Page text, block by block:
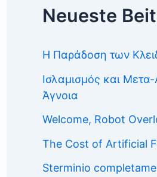
Neueste
Η Παράδοση των
Ισλαμισμός και Μετα-
Άγνοια
Welcome, Robot
The Cost of Artificial
Sterminio